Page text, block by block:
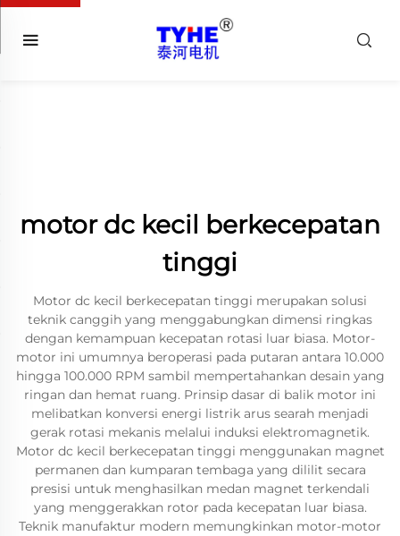
motor dc kecil berkecepatan
tinggi
Motor dc kecil berkecepatan tinggi merupakan solusi
teknik canggih yang menggabungkan dimensi ringkas
dengan kemampuan kecepatan rotasi luar biasa. Motor-
motor ini umumnya beroperasi pada putaran antara 10.000
hingga 100.000 RPM sambil mempertahankan desain yang
ringan dan hemat ruang. Prinsip dasar di balik motor ini
melibatkan konversi energi listrik arus searah menjadi
gerak rotasi mekanis melalui induksi elektromagnetik.
Motor dc kecil berkecepatan tinggi menggunakan magnet
permanen dan kumparan tembaga yang dililit secara
presisi untuk menghasilkan medan magnet terkendali
yang menggerakkan rotor pada kecepatan luar biasa.
Teknik manufaktur modern memungkinkan motor-motor